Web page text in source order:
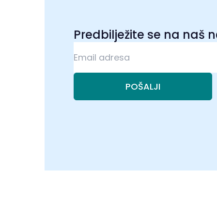
Predbilježite se na naš
POŠALJI